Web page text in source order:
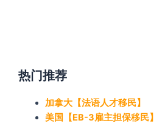
热门推荐
加拿大【法语人才移民】
美国【EB-3雇主担保移民】